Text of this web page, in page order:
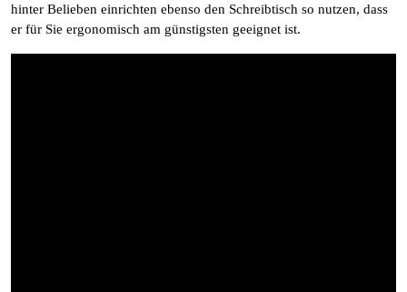
hinter Belieben einrichten ebenso den Schreibtisch so nutzen, dass
er für Sie ergonomisch am günstigsten geeignet ist.